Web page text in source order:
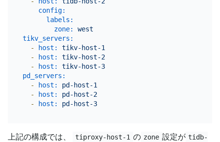
config:
labels:
zone:
west
tikv_servers:
-
host:
tikv-host-1
-
host:
tikv-host-2
-
host:
tikv-host-3
pd_servers:
-
host:
pd-host-1
-
host:
pd-host-2
-
host: pd-host-3
上記の構成では、 tiproxy-host-1 の zone 設定が tidb-